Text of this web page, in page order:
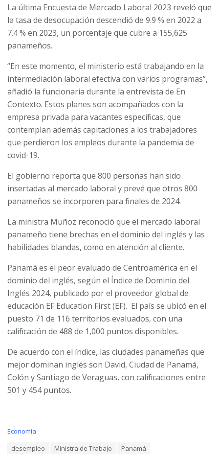
La última Encuesta de Mercado Laboral 2023 reveló que
la tasa de desocupación descendió de 9.9 % en 2022 a
7.4 % en 2023, un porcentaje que cubre a 155,625
panameños.
“En este momento, el ministerio está trabajando en la
intermediación laboral efectiva con varios programas”,
añadió la funcionaria durante la entrevista de En
Contexto. Estos planes son acompañados con la
empresa privada para vacantes específicas, que
contemplan además capitaciones a los trabajadores
que perdieron los empleos durante la pandemia de
covid-19.
El gobierno reporta que 800 personas han sido
insertadas al mercado laboral y prevé que otros 800
panameños se incorporen para finales de 2024.
La ministra Muñoz reconoció que el mercado laboral
panameño tiene brechas en el dominio del inglés y las
habilidades blandas, como en atención al cliente.
Panamá es el peor evaluado de Centroamérica en el
dominio del inglés, según el Índice de Dominio del
Inglés 2024, publicado por el proveedor global de
educación EF Education First (EF). El país se ubicó en el
puesto 71 de 116 territorios evaluados, con una
calificación de 488 de 1,000 puntos disponibles.
De acuerdo con el índice, las ciudades panameñas que
mejor dominan inglés son David, Ciudad de Panamá,
Colón y Santiago de Veraguas, con calificaciones entre
501 y 454 puntos.
C
Economía
desempleo Ministra de Trabajo Panamá